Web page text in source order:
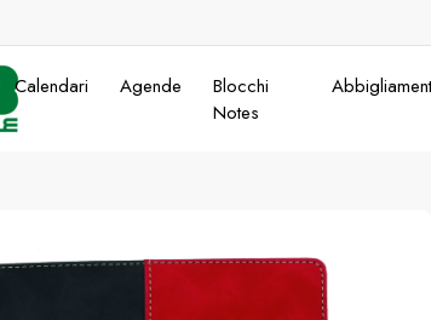
Calendari Agende
Blocchi
Notes